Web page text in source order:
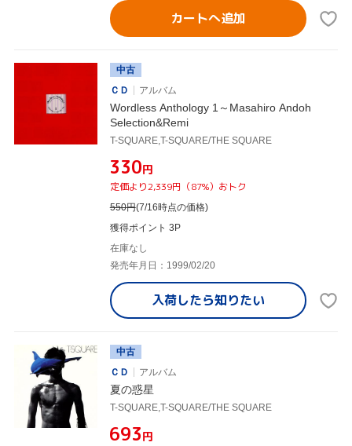
カートへ追加
中古
ＣＤ
アルバム
Wordless Anthology 1～Masahiro Andoh
Selection&Remi
T-SQUARE,T-SQUARE/THE SQUARE
¥330円
定価より2,339円（87%）おトク
550円(7/16時点の価格)
獲得ポイント 3P
在庫なし
発売年月日：1999/02/20
入荷したら知りたい
中古
ＣＤ
アルバム
夏の惑星
T-SQUARE,T-SQUARE/THE SQUARE
¥693円